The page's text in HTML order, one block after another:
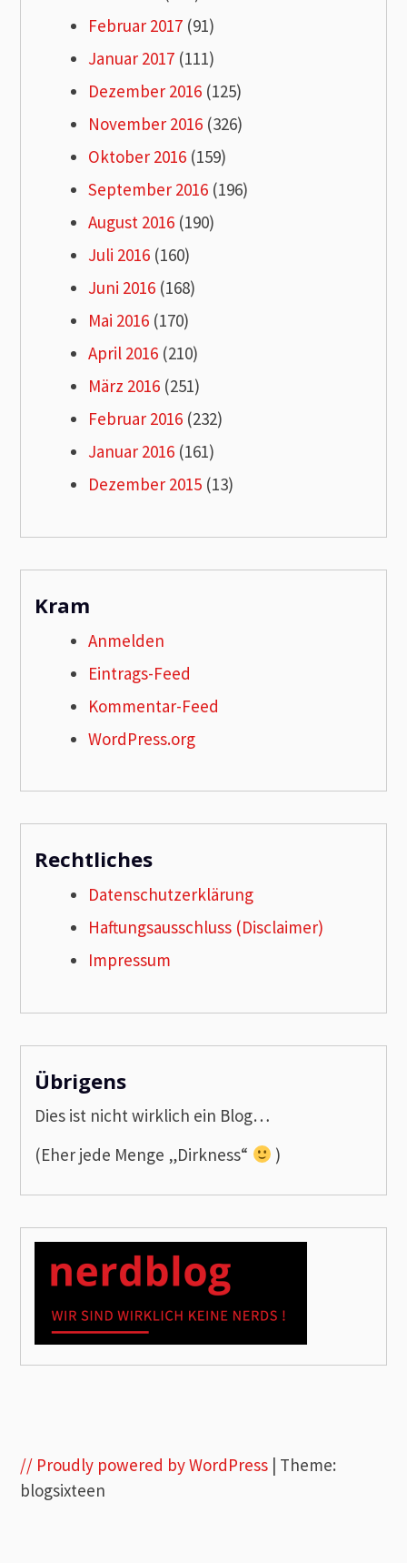
Februar 2017 (91)
Januar 2017 (111)
Dezember 2016 (125)
November 2016 (326)
Oktober 2016 (159)
September 2016 (196)
August 2016 (190)
Juli 2016 (160)
Juni 2016 (168)
Mai 2016 (170)
April 2016 (210)
März 2016 (251)
Februar 2016 (232)
Januar 2016 (161)
Dezember 2015 (13)
Kram
Anmelden
Eintrags-Feed
Kommentar-Feed
WordPress.org
Rechtliches
Datenschutzerklärung
Haftungsausschluss (Disclaimer)
Impressum
Übrigens
Dies ist nicht wirklich ein Blog…
(Eher jede Menge „Dirkness“
)
// Proudly powered by WordPress | Theme:
blogsixteen